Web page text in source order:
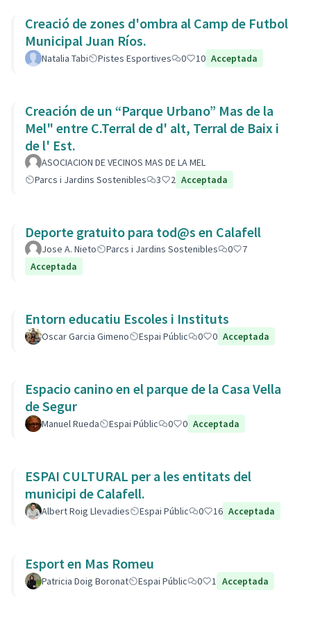
Creació de zones d'ombra al Camp de Futbol
Municipal Juan Ríos.
Natalia Tabi Pistes Esportives 0 10 Acceptada
Creación de un “Parque Urbano” Mas de la
Mel" entre C.Terral de d' alt, Terral de Baix i
de l' Est.
ASOCIACION DE VECINOS MAS DE LA MEL
Parcs i Jardins Sostenibles
3 2 Acceptada
Deporte gratuito para tod@s en Calafell
Jose A. Nieto Parcs i Jardins Sostenibles 0
7
Acceptada
Entorn educatiu Escoles i Instituts
Oscar Garcia Gimeno Espai Públic 0 0 Acceptada
Espacio canino en el parque de la Casa Vella
de Segur
Manuel Rueda Espai Públic 0 0 Acceptada
ESPAI CULTURAL per a les entitats del
municipi de Calafell.
Albert Roig Llevadies Espai Públic 0 16 Acceptada
Esport en Mas Romeu
Patricia Doig Boronat Espai Públic 0 1 Acceptada